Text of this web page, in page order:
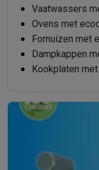
Vaatwassers
Ovens met
Fornuizen met
Dampkappen
Kookplaten